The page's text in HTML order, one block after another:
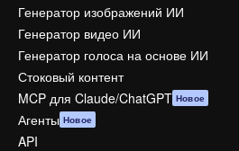
Генератор изображений ИИ
Генератор видео ИИ
Генератор голоса на основе ИИ
Стоковый контент
MCP для Claude/ChatGPT Новое
Агенты Новое
API